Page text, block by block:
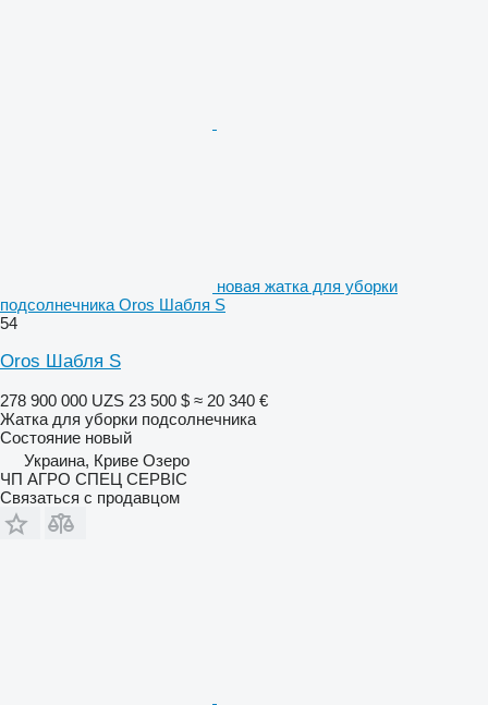
новая жатка для уборки
подсолнечника Oros Шабля S
54
Oros Шабля S
278 900 000 UZS 23 500 $ ≈ 20 340 €
Жатка для уборки подсолнечника
Состояние новый
Украина, Криве Озеро
ЧП АГРО СПЕЦ СЕРВІС
Связаться с продавцом